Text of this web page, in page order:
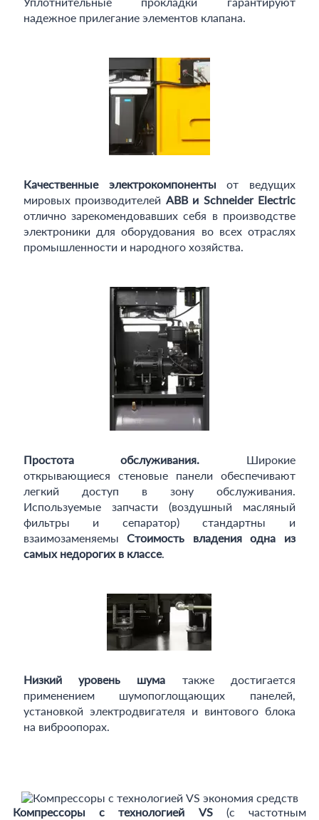
надежное прилегание элементов клапана.
Качественные электрокомпоненты от ведущих
мировых производителей ABB и Schneider Electric
отлично зарекомендовавших себя в производстве
электроники для оборудования во всех отраслях
промышленности и народного хозяйства.
Простота обслуживания. Широкие
открывающиеся стеновые панели обеспечивают
легкий доступ в зону обслуживания.
Используемые запчасти (воздушный масляный
фильтры и сепаратор) стандартны и
взаимозаменяемыСтоимость владения одна из
самых недорогих в классе.
Низкий уровень шума также достигается
применением шумопоглощающих панелей,
установкой электродвигателя и винтового блока
на виброопорах.
Компрессоры с технологией VS(с частотным